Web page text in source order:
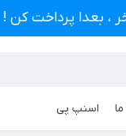
، بعدا پرداخت کن !
اسنپ پی